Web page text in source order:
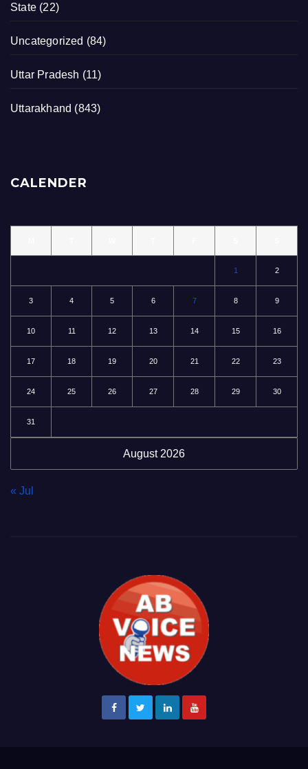
State (22)
Uncategorized (84)
Uttar Pradesh (11)
Uttarakhand (843)
CALENDER
August 2026
1 2
3 4 5 6 7 8 9
10 11 12 13 14 15 16
17 18 19 20 21 22 23
24 25 26 27 28 29 30
31
« Jul